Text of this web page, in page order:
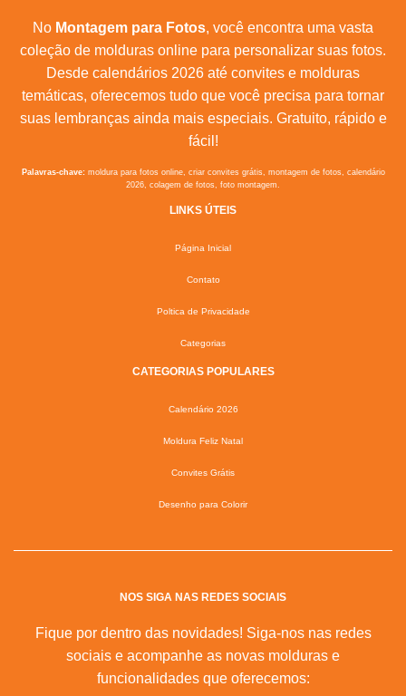
No Montagem para Fotos, você encontra uma vasta
coleção de molduras online para personalizar suas fotos.
Desde calendários 2026 até convites e molduras
temáticas, oferecemos tudo que você precisa para tornar
suas lembranças ainda mais especiais. Gratuito, rápido e
fácil!
Palavras-chave:moldura para fotos online, criar convites grátis, montagem de fotos, calendário
2026, colagem de fotos, foto montagem.
LINKS ÚTEIS
Página Inicial
Contato
Poltica de Privacidade
Categorias
CATEGORIAS POPULARES
Calendário 2026
Moldura Feliz Natal
Convites Grátis
Desenho para Colorir
NOS SIGA NAS REDES SOCIAIS
Fique por dentro das novidades! Siga-nos nas redes
sociais e acompanhe as novas molduras e
funcionalidades que oferecemos: